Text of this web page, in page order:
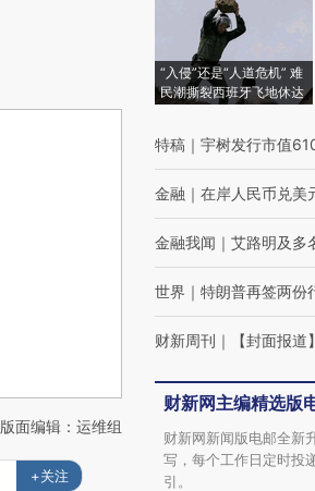
版面编辑：运维组
+关注
“入侵”还是“人道危机” 难
民潮撕裂西班牙飞地休达
特稿 ｜ 宇树发行市值
金融 ｜ 在岸人民币兑美
金融我闻 ｜ 艾路明及多
世界 ｜ 特朗普再签两份
财新周刊 ｜ 【封面报
财新网主编精选版
财新网新闻版电邮全新
写，每个工作日定时投
引。